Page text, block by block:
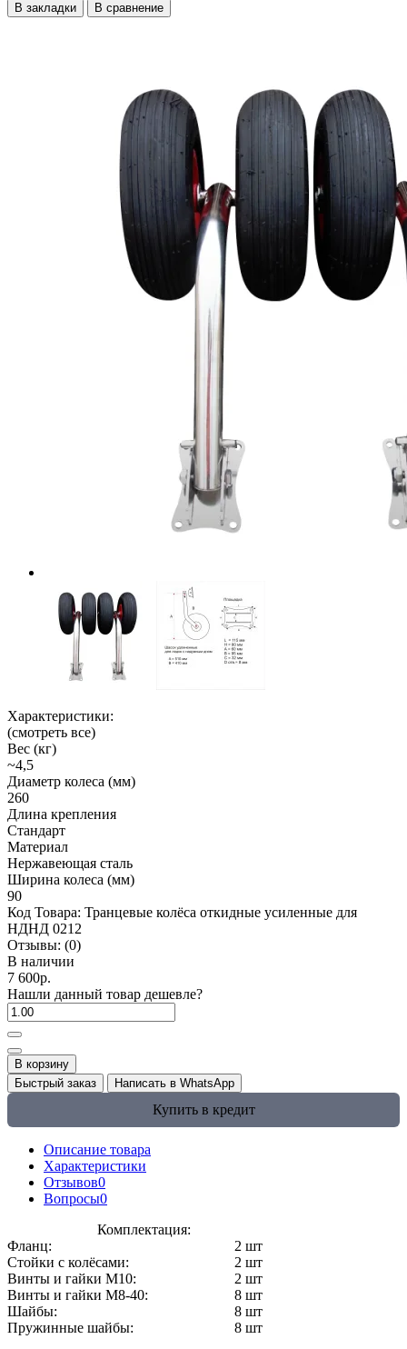
В закладки В сравнение
Характеристики:
(смотреть все)
Вес (кг)
~4,5
Диаметр колеса (мм)
260
Длина крепления
Стандарт
Материал
Нержавеющая сталь
Ширина колеса (мм)
90
Код Товара: Транцевые колёса откидные усиленные для
НДНД 0212
Отзывы: (0)
В наличии
7 600р.
Нашли данный товар дешевле?
В корзину
Быстрый заказ
Написать в WhatsApp
Купить в кредит
Описание товара
Характеристики
Отзывов0
Вопросы0
Комплектация:
Фланц:
2 шт
Стойки с колёсами:
2 шт
Винты и гайки М10:
2 шт
Винты и гайки М8-40:
8 шт
Шайбы:
8 шт
Пружинные шайбы:
8 шт